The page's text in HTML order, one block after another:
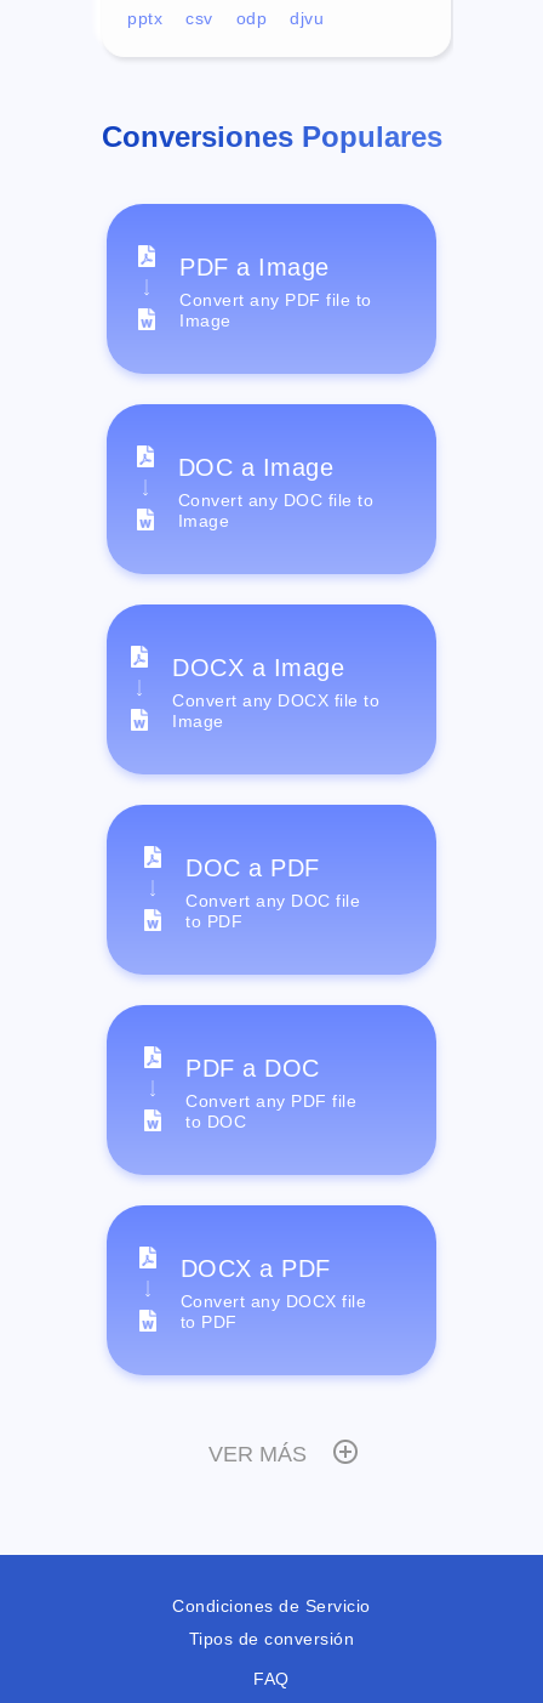
pptx
csv odp djvu
Conversiones Populares
PDF a Image
Convert any PDF file to
Image
DOC a Image
Convert any DOC file to
Image
DOCX a Image
Convert any DOCX file to
Image
DOC a PDF
Convert any DOC file
to PDF
PDF a DOC
Convert any PDF file
to DOC
DOCX a PDF
Convert any DOCX file
to PDF
VER MÁS
Condiciones de Servicio
Tipos de conversión
FAQ